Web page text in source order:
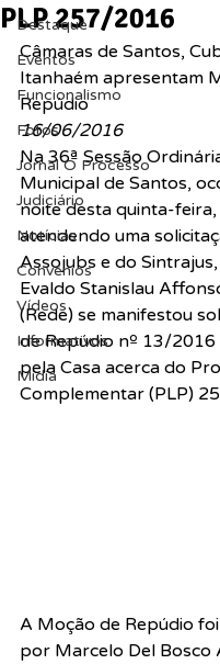
Destaque
Eventos
Funcionalismo
Fotos
Jornal O Processo
Judiciário
Notícias
Convênios
Vídeos
Informativos
Midia
PLP 257/2016
Câmaras de Santos,
Itanhaém apresentam
Repúdio
16/06/2016
Na 36ª Sessão
Municipal de Santos,
noite desta quinta-
atendendo uma
Assojubs e do
Evaldo Stanislau
(Rede) se manifestou
de Repúdio nº 13/2016
pela Casa acerca do
Complementar (PLP)
A Moção de Repúdio
por Marcelo Del Bosco